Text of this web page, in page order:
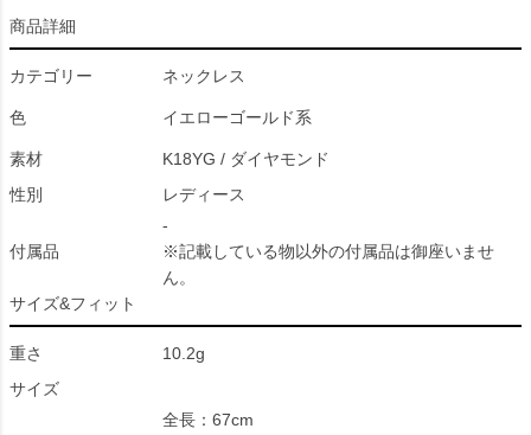
商品詳細
カテゴリー ネックレス
色 イエローゴールド系
素材
K18YG / ダイヤモンド
性別
レディース
付属品
-
※記載している物以外の付属品は御座いませ
ん。
サイズ&フィット
重さ
10.2g
サイズ
全長：67cm